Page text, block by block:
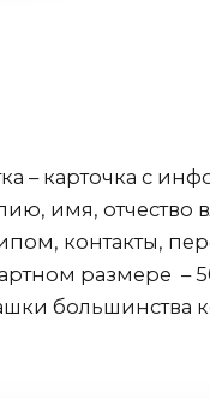
– карточка с
имя, отчество
контакты,
размере –
большинства